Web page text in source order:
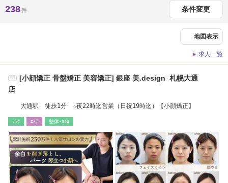
238件 条件変更
地図表示
求人一覧
PR
[小顔矯正 骨盤矯正 美容矯正] 銀座 美.design 札幌大通
店
大通駅 徒歩1分 ☆夜22時迄営業（日祝19時迄）【小顔矯正】
ﾘﾗｸ ｴｽﾃ 整体･ｶｲﾛ